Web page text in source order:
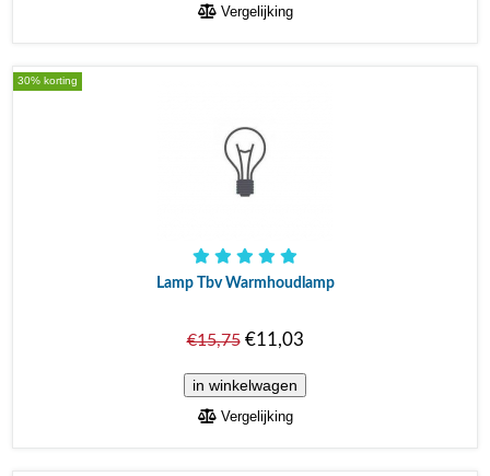
Vergelijking
30% korting
Lamp Tbv Warmhoudlamp
€15,75€11,03
Vergelijking